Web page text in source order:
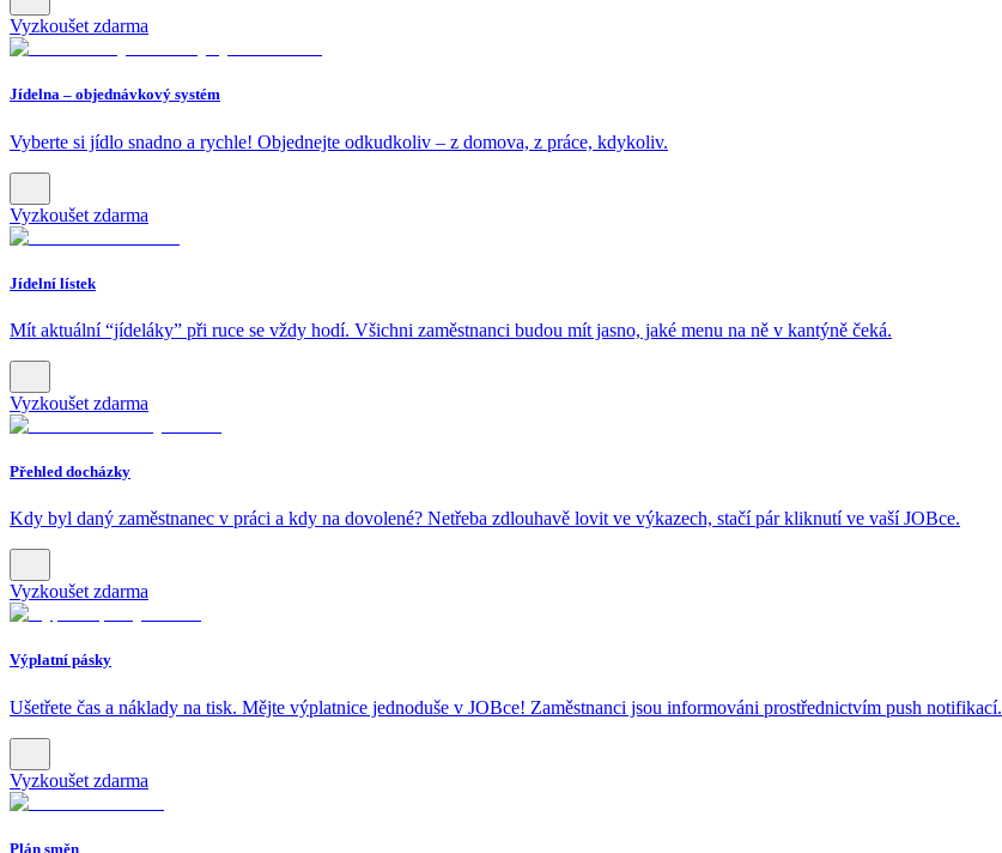
Vyzkoušet zdarma
Jídelna – objednávkový systém
Vyberte si jídlo snadno a rychle! Objednejte odkudkoliv – z domova, z práce, kdykoliv.
Vyzkoušet zdarma
Jídelní lístek
Mít aktuální “jídeláky” při ruce se vždy hodí. Všichni zaměstnanci budou mít jasno, jaké menu na ně v kantýně čeká.
Vyzkoušet zdarma
Přehled docházky
Kdy byl daný zaměstnanec v práci a kdy na dovolené? Netřeba zdlouhavě lovit ve výkazech, stačí pár kliknutí ve vaší JOBce.
Vyzkoušet zdarma
Výplatní pásky
Ušetřete čas a náklady na tisk. Mějte výplatnice jednoduše v JOBce! Zaměstnanci jsou informováni prostřednictvím push notifikací.
Vyzkoušet zdarma
Plán směn